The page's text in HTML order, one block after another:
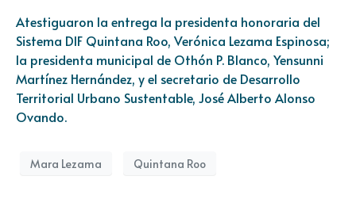
Atestiguaron la entrega la presidenta honoraria del
Sistema DIF Quintana Roo, Verónica Lezama Espinosa;
la presidenta municipal de Othón P. Blanco, Yensunni
Martínez Hernández, y el secretario de Desarrollo
Territorial Urbano Sustentable, José Alberto Alonso
Ovando.
Mara Lezama Quintana Roo